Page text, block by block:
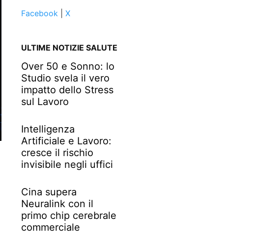
Facebook| X
ULTIME NOTIZIE SALUTE
Over 50 e Sonno: lo
Studio svela il vero
impatto dello Stress
sul Lavoro
Intelligenza
Artificiale e Lavoro:
cresce il rischio
invisibile negli uffici
Cina supera
Neuralink con il
primo chip cerebrale
commerciale